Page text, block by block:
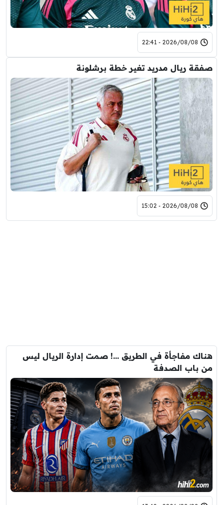
2026/08/08 - 22:41
صفقة ريال مدريد تغير خطة برشلونة
2026/08/08 - 15:02
هناك مفاجأة في الطريق …! صمت إدارة الريال ليس
من باب الصدفة